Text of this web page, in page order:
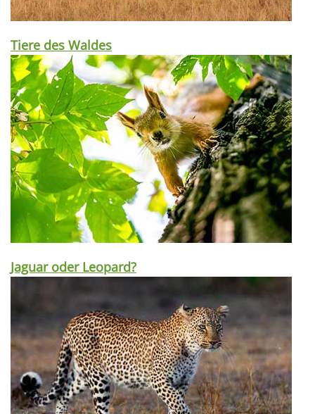
Tiere des Waldes
Jaguar oder Leopard?